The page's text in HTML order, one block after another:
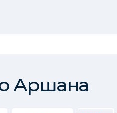
Аршана